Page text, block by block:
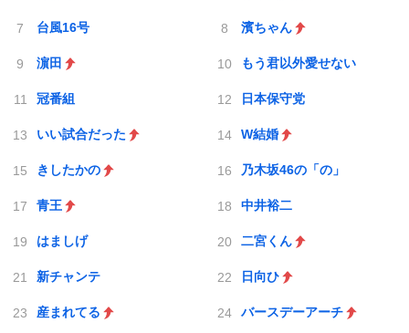
台風16号 濱ちゃん
濵田 もう君以外愛せない
冠番組 日本保守党
いい試合だった W結婚
きしたかの 乃木坂46の「の」
青王 中井裕二
はましげ 二宮くん
新チャンテ 日向ひ
産まれてる バースデーアーチ